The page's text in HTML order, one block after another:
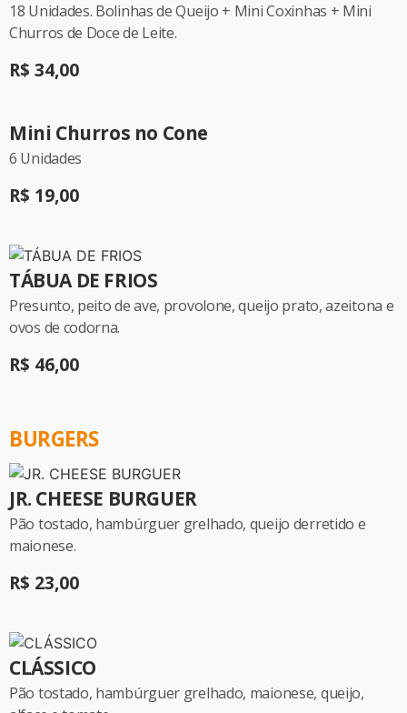
18 Unidades. Bolinhas de Queijo + Mini Coxinhas + Mini
Churros de Doce de Leite.
R$ 34,00
Mini Churros no Cone
6 Unidades
R$ 19,00
TÁBUA DE FRIOS
Presunto, peito de ave, provolone, queijo prato, azeitona e
ovos de codorna.
R$ 46,00
BURGERS
JR. CHEESE BURGUER
Pão tostado, hambúrguer grelhado, queijo derretido e
maionese.
R$ 23,00
CLÁSSICO
Pão tostado, hambúrguer grelhado, maionese, queijo,